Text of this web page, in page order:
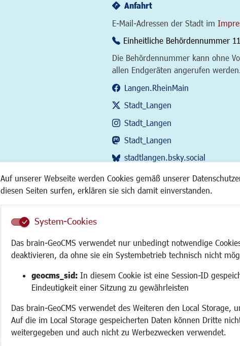
Auf unserer Webseite werden Cookies gemäß unserer
diesen Seiten surfen, erklären sie sich damit einverstanden.
System-Cookies
Das brain-GeoCMS verwendet nur unbedingt notwendige
deaktivieren, da ohne sie ein Systembetrieb technisch nicht
geocms_sid: In diesem Cookie ist eine Session-ID
Eindeutigkeit einer Sitzung zu gewährleisten
Das brain-GeoCMS verwendet des Weiteren den Local
Auf die im Local Storage gespeicherten Daten können Dritte
weitergegeben und auch nicht zu Werbezwecken verwendet.
Anfahrt
E-Mail-Adressen der Stadt im
Einheitliche Behördennummer
Die Behördennummer kann ohne
allen Endgeräten angerufen
Langen.RheinMain
Stadt_Langen
Stadt_Langen
Stadt_Langen
stadtlangen.bsky.social
RSS-Feed
Wirtschaft/Stadtentwicklung
Gewerbeflächen und Immobilien
Familie/Soziales